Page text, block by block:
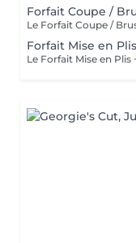
Forfait Coupe /
Forfait Mise en